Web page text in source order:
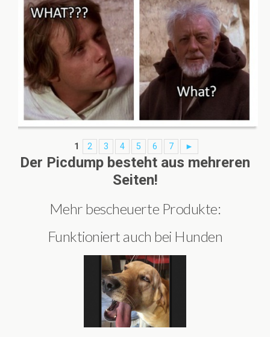
1 2 3 4 5 6 7 ►
Der Picdump besteht aus mehreren
Seiten!
Mehr bescheuerte Produkte:
Funktioniert auch bei Hunden